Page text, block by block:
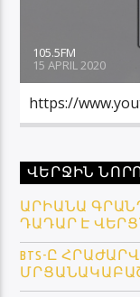
105.5FM
15 APRIL 2020
https://
ՎԵՐՋԻՆ
ԱՐԻԱՆԱ
ԴԱԴԱՐ Է
BTS-Ը